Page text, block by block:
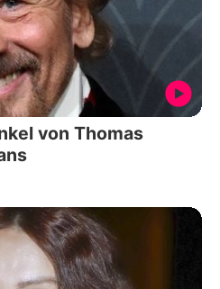
von Thomas